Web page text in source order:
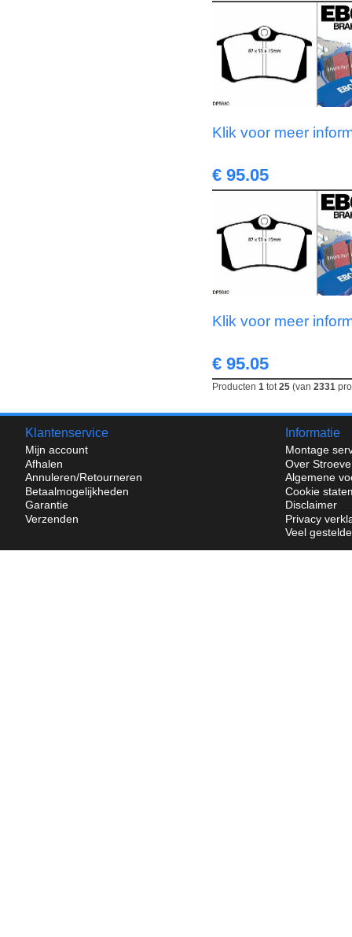
Klik voor meer
€ 95.05
Klik voor meer
€ 95.05
Producten 1 tot 25 (van 2331
Klantenservice
Mijn account
Afhalen
Annuleren/Retourneren
Betaalmogelijkheden
Garantie
Verzenden
Informatie
Montage
Over
Algemene
Cookie
Disclaimer
Privacy
Veel